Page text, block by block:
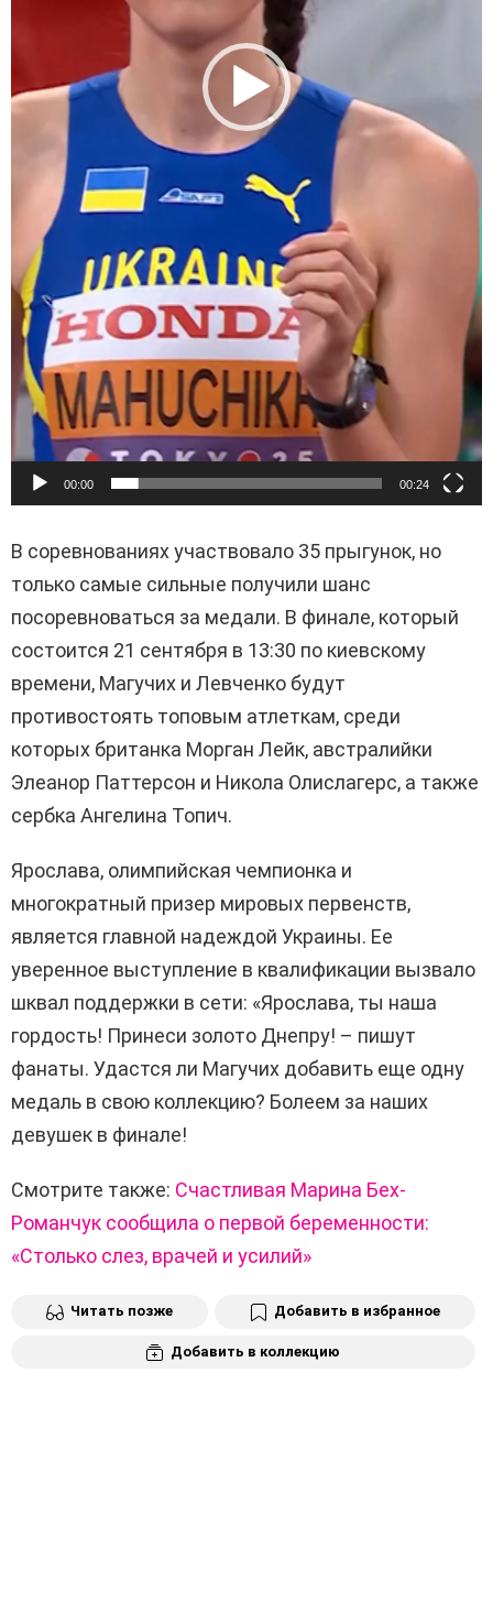
00:00 00:24
В соревнованиях участвовало 35 прыгунок, но
только самые сильные получили шанс
посоревноваться за медали. В финале, который
состоится 21 сентября в 13:30 по киевскому
времени, Магучих и Левченко будут
противостоять топовым атлеткам, среди
которых британка Морган Лейк, австралийки
Элеанор Паттерсон и Никола Олислагерс, а также
сербка Ангелина Топич.
Ярослава, олимпийская чемпионка и
многократный призер мировых первенств,
является главной надеждой Украины. Ее
уверенное выступление в квалификации вызвало
шквал поддержки в сети: «Ярослава, ты наша
гордость! Принеси золото Днепру! – пишут
фанаты. Удастся ли Магучих добавить еще одну
медаль в свою коллекцию? Болеем за наших
девушек в финале!
Смотрите также: Счастливая Марина Бех-
Романчук сообщила о первой беременности:
«Столько слез, врачей и усилий»
Читать позже Добавить в избранное
Добавить в коллекцию